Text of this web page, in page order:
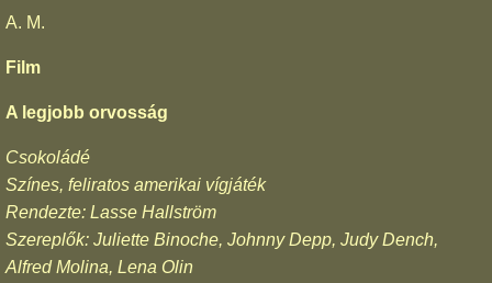
A. M.
Film
A legjobb orvosság
Csokoládé
Színes, feliratos amerikai vígjáték
Rendezte: Lasse Hallström
Szereplők: Juliette Binoche, Johnny Depp, Judy Dench,
Alfred Molina, Lena Olin